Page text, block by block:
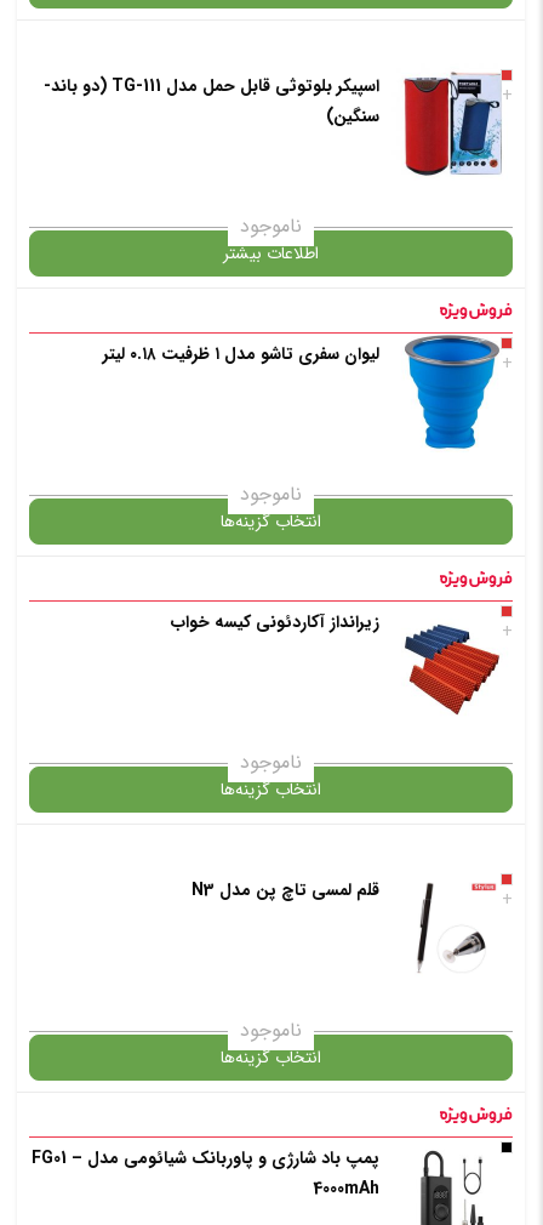
در حال حاضر این محصول در انبار موجود نیست و در دسترس نمی باشد.
✧ چت با پشتیبان واتس آپ
+
اسپیکر بلوتوثی قابل حمل مدل TG-111 (دو باند-
سنگین)
ناموجود
اطلاعات بیشتر
در حال حاضر این محصول در انبار موجود نیست و در دسترس نمی باشد.
✧ چت با پشتیبان واتس آپ
+ لیوان سفری تاشو مدل ۱ ظرفیت ۰.۱۸ لیتر
ناموجود
انتخاب گزینه‌ها
گارانتی
انتخاب رنگ
✧ چت با پشتیبان واتس آپ
+ زیرانداز آکاردئونی کیسه خواب
ناموجود
انتخاب گزینه‌ها
گارانتی
انتخاب رنگ
✧ چت با پشتیبان واتس آپ
+ قلم لمسی تاچ پن مدل N3
ناموجود
انتخاب گزینه‌ها
گارانتی
پمپ باد شارژی و پاوربانک شیائومی مدل FG01 –
4000mAh